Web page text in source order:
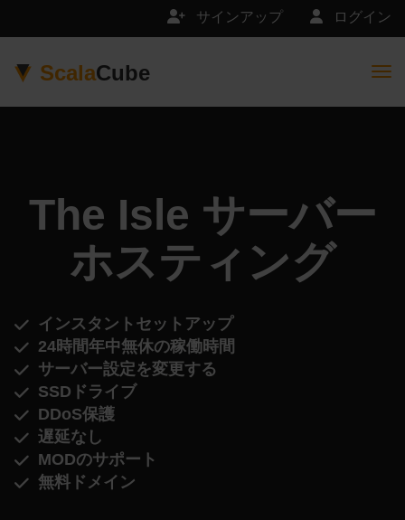
ログイン
サインアップ
ScalaCube
The Isle サーバー
ホスティング
インスタントセットアップ
24時間年中無休の稼働時間
サーバー設定を変更する
SSDドライブ
DDoS保護
遅延なし
MODのサポート
無料ドメイン